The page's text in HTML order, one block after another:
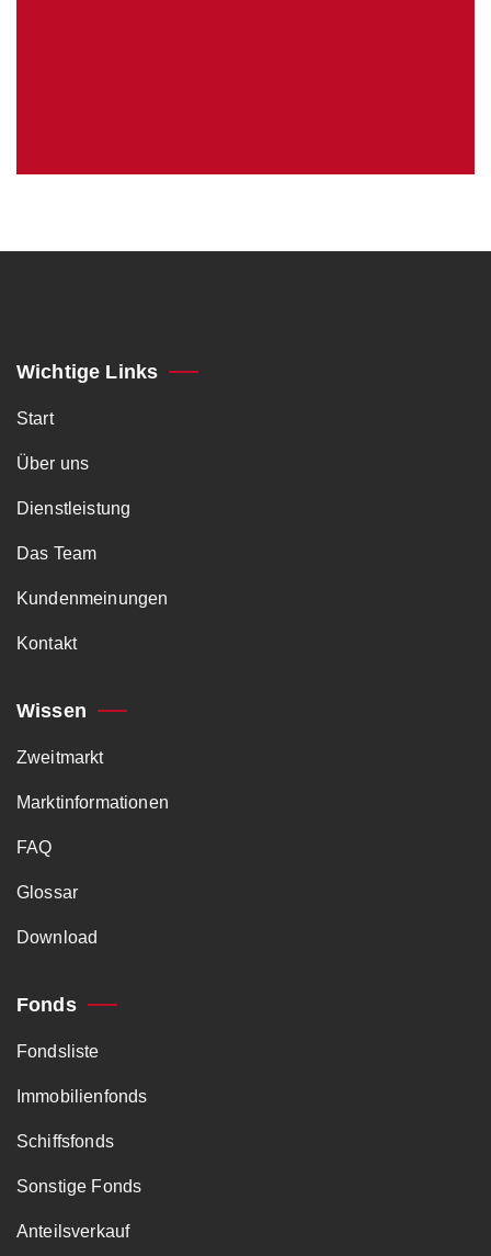
Wichtige Links
Start
Über uns
Dienstleistung
Das Team
Kundenmeinungen
Kontakt
Wissen
Zweitmarkt
Marktinformationen
FAQ
Glossar
Download
Fonds
Fondsliste
Immobilienfonds
Schiffsfonds
Sonstige Fonds
Anteilsverkauf